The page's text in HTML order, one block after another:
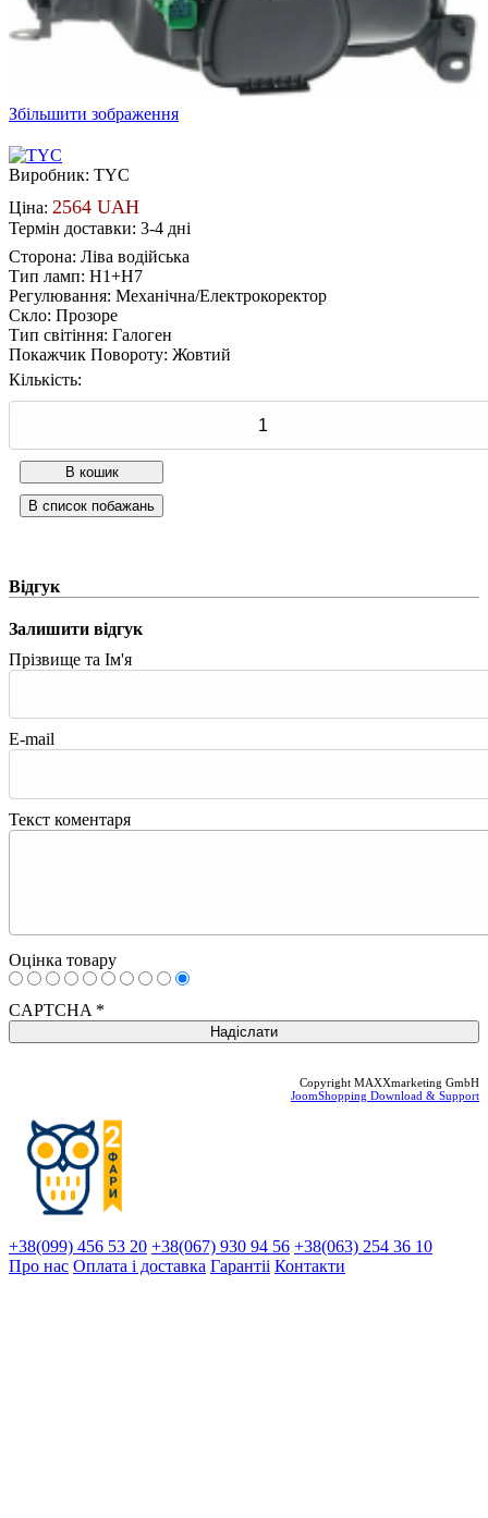
Збільшити зображення
Виробник: TYC
Ціна: 2564 UAH
Термін доставки: 3-4 дні
Сторона: Ліва водійська
Тип ламп: H1+H7
Регулювання: Механічна/Електрокоректор
Скло: Прозоре
Тип світіння: Галоген
Покажчик Повороту: Жовтий
Кількість:
Відгук
Залишити відгук
Прізвище та Ім'я
E-mail
Текст коментаря
Оцінка товару
CAPTCHA *
Copyright MAXXmarketing GmbH
JoomShopping Download & Support
+38(099) 456 53 20 +38(067) 930 94 56 +38(063) 254 36 10
Про нас Оплата і доставка Гарантіi Контакти